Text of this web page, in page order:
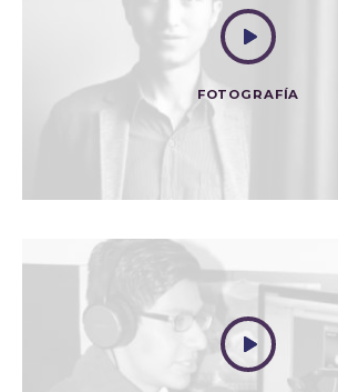
FOTOGRAFÍA